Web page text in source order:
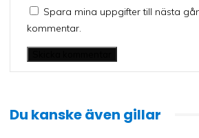
Spara mina uppgifter till nästa
kommentar.
Du kanske även gillar